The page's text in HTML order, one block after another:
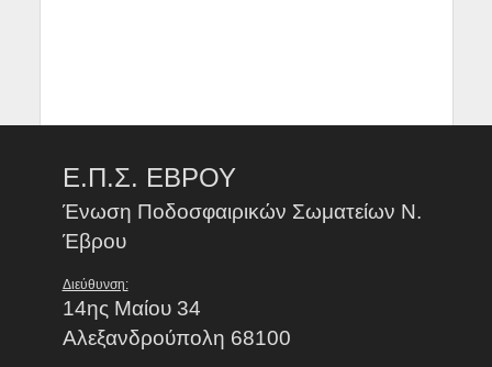
Ε.Π.Σ. ΕΒΡΟΥ
Ένωση Ποδοσφαιρικών Σωματείων Ν.
Έβρου
Διεύθυνση:
14ης Μαίου 34
Αλεξανδρούπολη 68100